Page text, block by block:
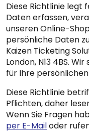
Diese Richtlinie legt
Daten erfassen,
unseren Online-
persönliche Daten
Kaizen Ticketing
London, N13 4BS.
für Ihre
Diese Richtlinie
Pflichten, daher
Wenn Sie Fragen
per E-Mailoder